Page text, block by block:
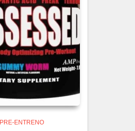
PRE-ENTRENO